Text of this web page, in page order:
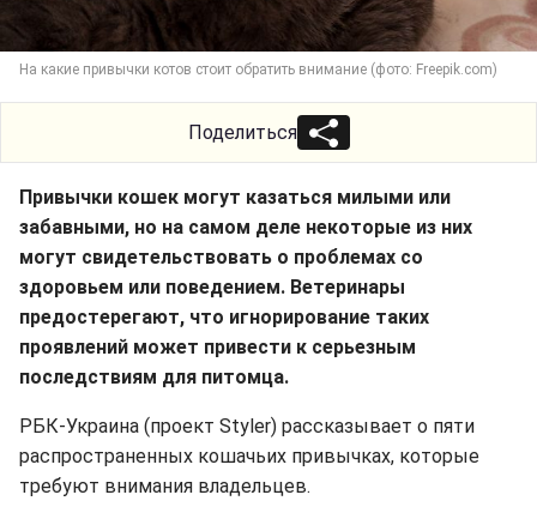
На какие привычки котов стоит обратить внимание (фото: Freepik.com)
Поделиться
Привычки кошек могут казаться милыми или
забавными, но на самом деле некоторые из них
могут свидетельствовать о проблемах со
здоровьем или поведением. Ветеринары
предостерегают, что игнорирование таких
проявлений может привести к серьезным
последствиям для питомца.
РБК-Украина (проект Styler) рассказывает о пяти
распространенных кошачьих привычках, которые
требуют внимания владельцев.